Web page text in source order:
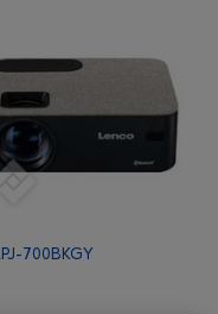
700BKGY